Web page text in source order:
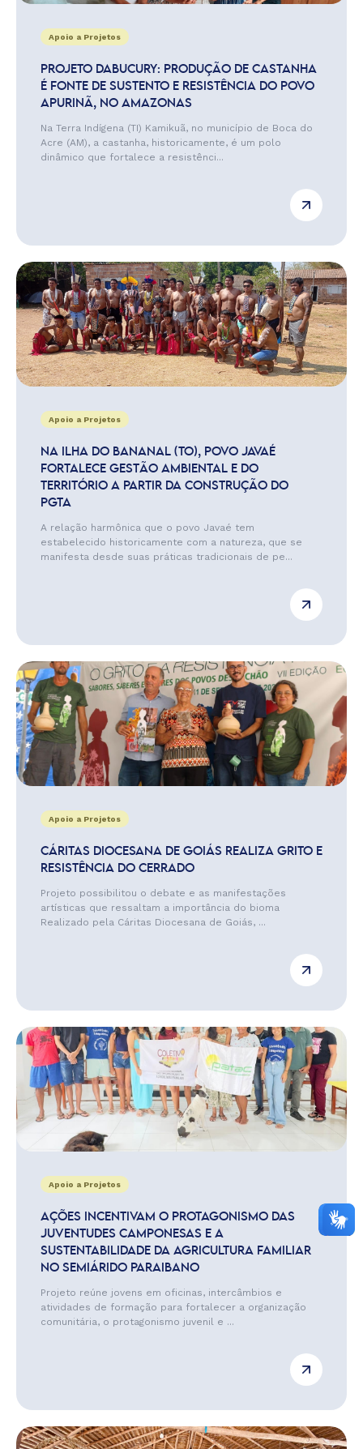
Apoio a Projetos
PROJETO DABUCURY: PRODUÇÃO DE CASTANHA
É FONTE DE SUSTENTO E RESISTÊNCIA DO POVO
APURINÃ, NO AMAZONAS
Na Terra Indígena (TI) Kamikuã, no município de Boca do
Acre (AM), a castanha, historicamente, é um polo
dinâmico que fortalece a resistênci...
Apoio a Projetos
NA ILHA DO BANANAL (TO), POVO JAVAÉ
FORTALECE GESTÃO AMBIENTAL E DO
TERRITÓRIO A PARTIR DA CONSTRUÇÃO DO
PGTA
A relação harmônica que o povo Javaé tem
estabelecido historicamente com a natureza, que se
manifesta desde suas práticas tradicionais de pe...
Apoio a Projetos
CÁRITAS DIOCESANA DE GOIÁS REALIZA GRITO E
RESISTÊNCIA DO CERRADO
Projeto possibilitou o debate e as manifestações
artísticas que ressaltam a importância do bioma
Realizado pela Cáritas Diocesana de Goiás, ...
Apoio a Projetos
AÇÕES INCENTIVAM O PROTAGONISMO DAS
JUVENTUDES CAMPONESAS E A
SUSTENTABILIDADE DA AGRICULTURA FAMILIAR
NO SEMIÁRIDO PARAIBANO
Projeto reúne jovens em oficinas, intercâmbios e
atividades de formação para fortalecer a organização
comunitária, o protagonismo juvenil e ...